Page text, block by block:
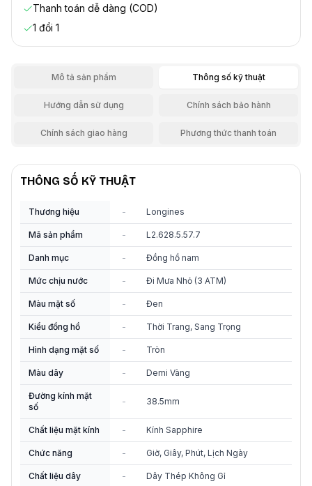
Thanh toán dễ dàng (COD)
1 đổi 1
Mô tả sản phẩm Thông số kỹ thuật
Hướng dẫn sử dụng Chính sách bảo hành
Chính sách giao hàng Phương thức thanh toán
THÔNG SỐ KỸ THUẬT
Thương hiệu - Longines
Mã sản phẩm - L2.628.5.57.7
Danh mục - Đồng hồ nam
Mức chịu nước - Đi Mưa Nhỏ (3 ATM)
Màu mặt số - Đen
Kiểu đồng hồ - Thời Trang, Sang Trọng
Hình dạng mặt số - Tròn
Màu dây - Demi Vàng
Đường kính mặt
số
- 38.5mm
Chất liệu mặt kính - Kính Sapphire
Chức năng - Giờ, Giây, Phút, Lịch Ngày
Chất liệu dây - Dây Thép Không Gỉ